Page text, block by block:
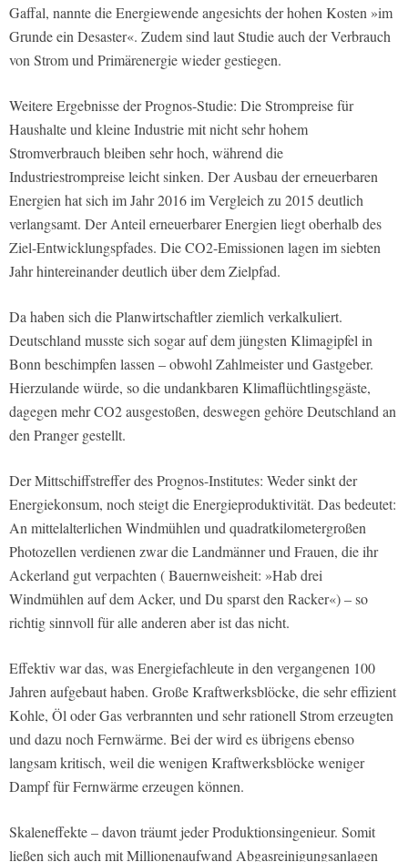
Gaffal, nannte die Energiewende angesichts der hohen Kosten »im
Grunde ein Desaster«. Zudem sind laut Studie auch der Verbrauch
von Strom und Primärenergie wieder gestiegen.
Weitere Ergebnisse der Prognos-Studie: Die Strompreise für
Haushalte und kleine Industrie mit nicht sehr hohem
Stromverbrauch bleiben sehr hoch, während die
Industriestrompreise leicht sinken. Der Ausbau der erneuerbaren
Energien hat sich im Jahr 2016 im Vergleich zu 2015 deutlich
verlangsamt. Der Anteil erneuerbarer Energien liegt oberhalb des
Ziel-Entwicklungspfades. Die CO2-Emissionen lagen im siebten
Jahr hintereinander deutlich über dem Zielpfad.
Da haben sich die Planwirtschaftler ziemlich verkalkuliert.
Deutschland musste sich sogar auf dem jüngsten Klimagipfel in
Bonn beschimpfen lassen – obwohl Zahlmeister und Gastgeber.
Hierzulande würde, so die undankbaren Klimaflüchtlingsgäste,
dagegen mehr CO2 ausgestoßen, deswegen gehöre Deutschland an
den Pranger gestellt.
Der Mittschiffstreffer des Prognos-Institutes: Weder sinkt der
Energiekonsum, noch steigt die Energieproduktivität. Das bedeutet:
An mittelalterlichen Windmühlen und quadratkilometergroßen
Photozellen verdienen zwar die Landmänner und Frauen, die ihr
Ackerland gut verpachten ( Bauernweisheit: »Hab drei
Windmühlen auf dem Acker, und Du sparst den Racker«) – so
richtig sinnvoll für alle anderen aber ist das nicht.
Effektiv war das, was Energiefachleute in den vergangenen 100
Jahren aufgebaut haben. Große Kraftwerksblöcke, die sehr effizient
Kohle, Öl oder Gas verbrannten und sehr rationell Strom erzeugten
und dazu noch Fernwärme. Bei der wird es übrigens ebenso
langsam kritisch, weil die wenigen Kraftwerksblöcke weniger
Dampf für Fernwärme erzeugen können.
Skaleneffekte – davon träumt jeder Produktionsingenieur. Somit
ließen sich auch mit Millionenaufwand Abgasreinigungsanlagen